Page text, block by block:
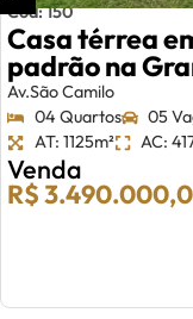
Cód: 150
Casa térrea
padrão na
Av.São Camilo
04 Quartos
05
AT: 1125m²
AC:
Venda
R$